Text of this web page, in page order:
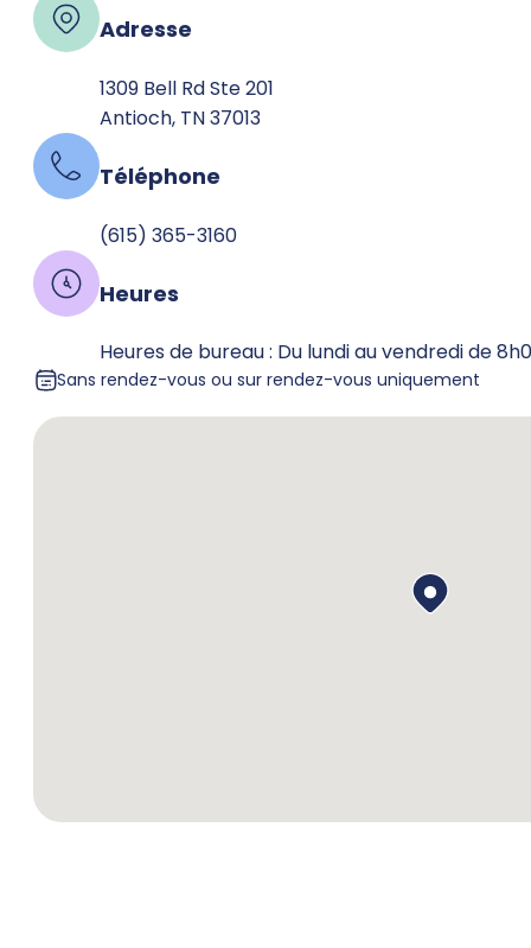
Adresse
1309 Bell Rd Ste 201
Antioch, TN 37013
Téléphone
(615) 365-3160
Heures
Heures de bureau : Du lundi au vendredi de
Sans rendez-vous ou sur rendez-vous uniquement